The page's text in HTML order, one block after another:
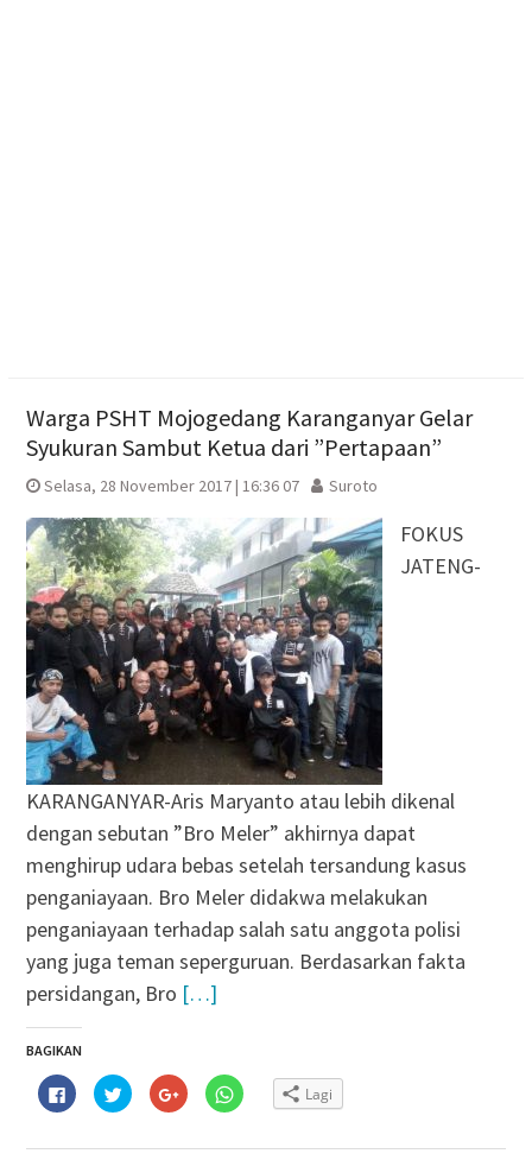
Warga PSHT Mojogedang Karanganyar Gelar
Syukuran Sambut Ketua dari ”Pertapaan”
Selasa, 28 November 2017 | 16:36 07 Suroto
FOKUS
JATENG-
KARANGANYAR-Aris Maryanto atau lebih dikenal
dengan sebutan ”Bro Meler” akhirnya dapat
menghirup udara bebas setelah tersandung kasus
penganiayaan. Bro Meler didakwa melakukan
penganiayaan terhadap salah satu anggota polisi
yang juga teman seperguruan. Berdasarkan fakta
persidangan, Bro […]
BAGIKAN
Klik
untuk
membagikan
Facebook(Membuka
Klik
untuk
berbagi
Twitter(Membuka
Klik
untuk
berbagi
Google+
Klik
untuk
WhatsApp(Membuka
Lagi